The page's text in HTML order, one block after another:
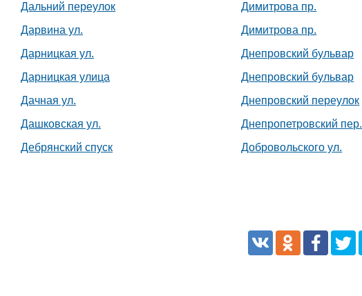
Дальний переулок
Дарвина ул.
Дарницкая ул.
Дарницкая улица
Дачная ул.
Дашковская ул.
Дебрянский спуск
Димитрова пр.
Димитрова пр.
Днепровский бульвар
Днепровский бульвар
Днепровский переулок
Днепропетровский пер.
Добровольского ул.